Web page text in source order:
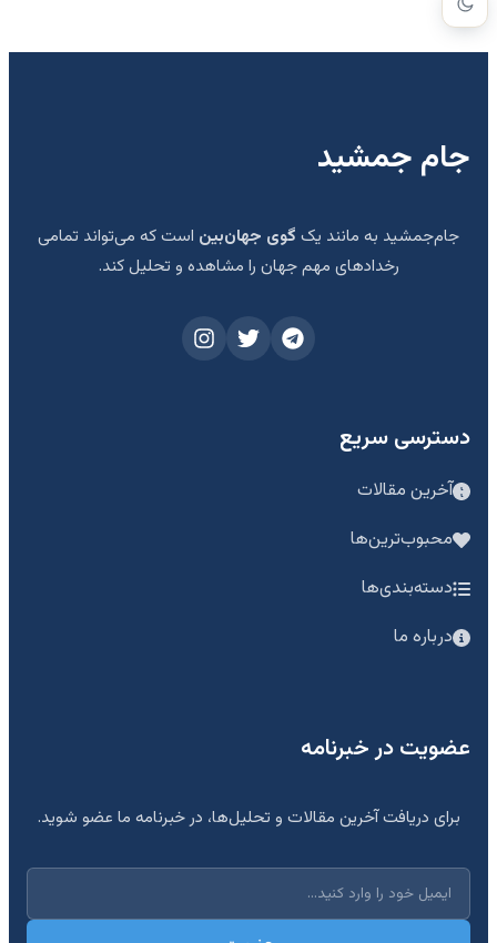
جام جمشید
جام‌جمشید به مانند یک گوی جهان‌بین است که می‌تواند تمامی
رخدادهای مهم جهان را مشاهده و تحلیل کند.
دسترسی سریع
آخرین مقالات
محبوب‌ترین‌ها
دسته‌بندی‌ها
درباره ما
عضویت در خبرنامه
برای دریافت آخرین مقالات و تحلیل‌ها، در خبرنامه ما عضو شوید.